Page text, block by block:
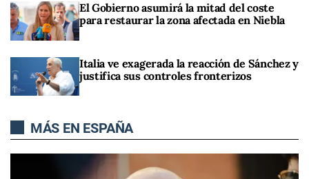
El Gobierno asumirá la mitad del coste
para restaurar la zona afectada en Niebla
Italia ve exagerada la reacción de Sánchez y
justifica sus controles fronterizos
MÁS EN ESPAÑA